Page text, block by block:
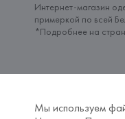
Интернет-магазин
примеркой по всей
*Подробнее на
Мы используем